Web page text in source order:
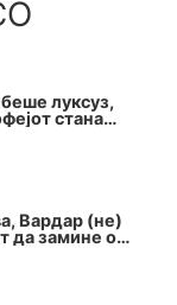
луксуз,
стана
Вардар (не)
да замине од